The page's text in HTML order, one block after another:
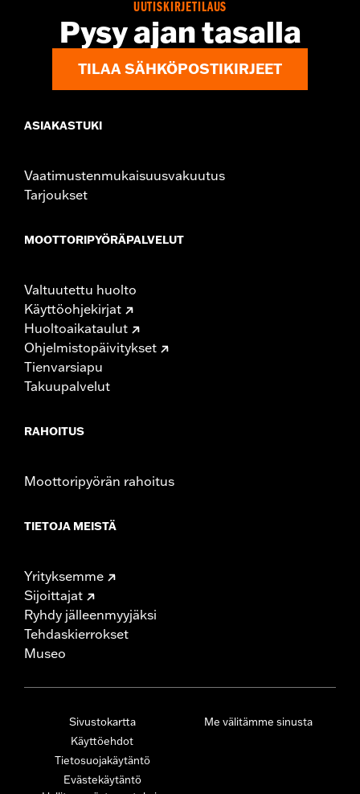
1 chrome-plated cover, gasket and decal
WARRANTY:1 year limited warranty – Go towww.h-
d.com/warrantyfor full details
UUTISKIRJETILAUS
Pysy ajan tasalla
TILAA SÄHKÖPOSTIKIRJEET
ASIAKASTUKI
Vaatimustenmukaisuusvakuutus
Tarjoukset
MOOTTORIPYÖRÄPALVELUT
Valtuutettu huolto
Käyttöohjekirjat
Huoltoaikataulut
Ohjelmistopäivitykset
Tienvarsiapu
Takuupalvelut
RAHOITUS
Moottoripyörän rahoitus
TIETOJA MEISTÄ
Yrityksemme
Sijoittajat
Ryhdy jälleenmyyjäksi
Tehdaskierrokset
Museo
Sivustokartta
Käyttöehdot
Tietosuojakäytäntö
Evästekäytäntö
Me välitämme sinusta